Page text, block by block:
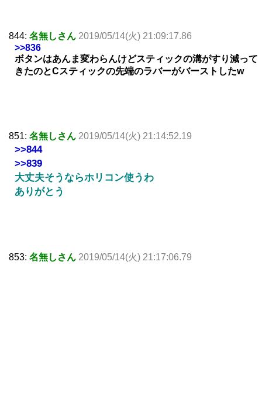
844: 名無しさん 2019/05/14(火) 21:09:17.86
>>836
ボタンはあんま変わらんけどスティックの溝がすり減って
きたのとCスティックの先端のラバーがバーストしたw
851: 名無しさん 2019/05/14(火) 21:14:52.19
>>844
>>839
大丈夫そうならホリコン使うわ
ありがとう
853: 名無しさん 2019/05/14(火) 21:17:06.79